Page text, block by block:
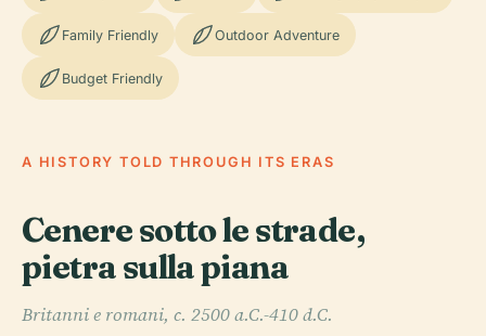
Family Friendly Outdoor Adventure
Budget Friendly
A HISTORY TOLD THROUGH ITS ERAS
Cenere sotto le strade,
pietra sulla piana
Britanni e romani, c. 2500 a.C.-410 d.C.